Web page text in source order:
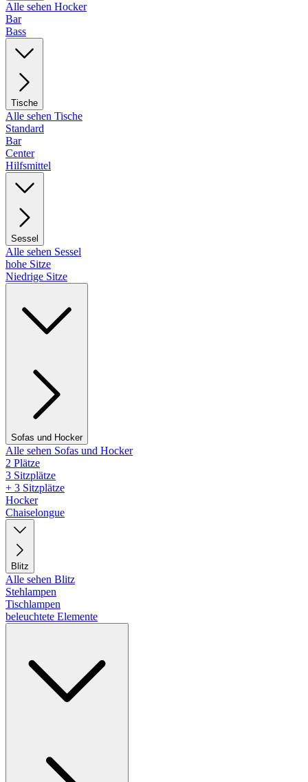
Alle sehen Hocker
Bar
Bass
Tische
Alle sehen Tische
Standard
Bar
Center
Hilfsmittel
Sessel
Alle sehen Sessel
hohe Sitze
Niedrige Sitze
Sofas und Hocker
Alle sehen Sofas und Hocker
2 Plätze
3 Sitzplätze
+ 3 Sitzplätze
Hocker
Chaiselongue
Blitz
Alle sehen Blitz
Stehlampen
Tischlampen
beleuchtete Elemente